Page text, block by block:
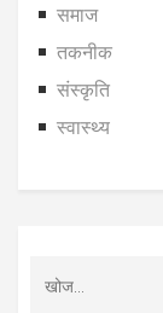
समाज
तकनीक
संस्कृति
स्वास्थ्य